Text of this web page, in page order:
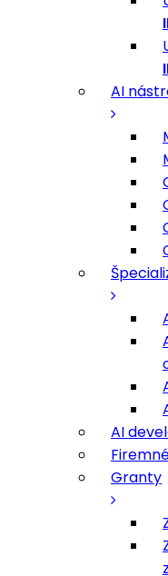
AI
AI
Granty